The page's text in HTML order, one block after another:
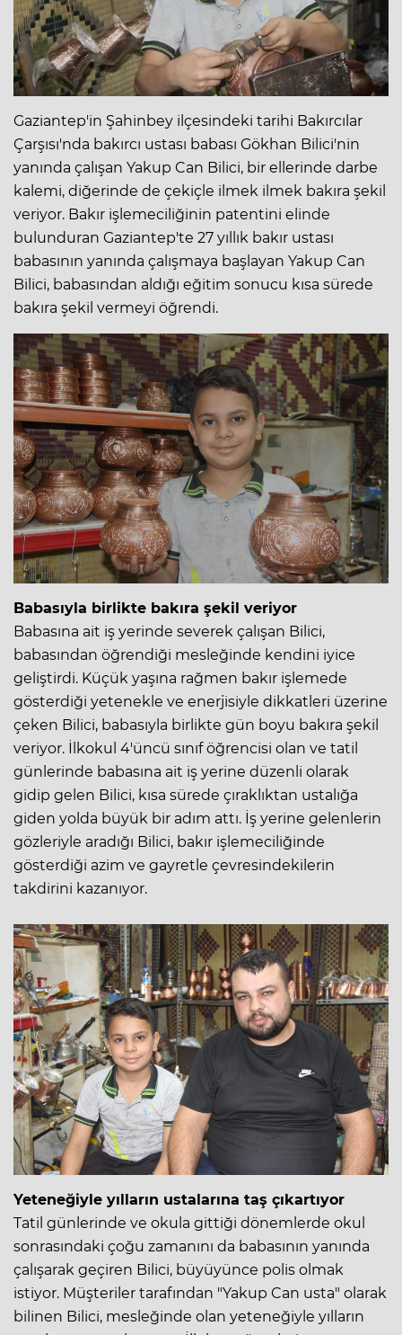
Gaziantep'in Şahinbey ilçesindeki tarihi Bakırcılar
Çarşısı'nda bakırcı ustası babası Gökhan Bilici'nin
yanında çalışan Yakup Can Bilici, bir ellerinde darbe
kalemi, diğerinde de çekiçle ilmek ilmek bakıra şekil
veriyor. Bakır işlemeciliğinin patentini elinde
bulunduran Gaziantep'te 27 yıllık bakır ustası
babasının yanında çalışmaya başlayan Yakup Can
Bilici, babasından aldığı eğitim sonucu kısa sürede
bakıra şekil vermeyi öğrendi.
Babasıyla birlikte bakıra şekil veriyor
Babasına ait iş yerinde severek çalışan Bilici,
babasından öğrendiği mesleğinde kendini iyice
geliştirdi. Küçük yaşına rağmen bakır işlemede
gösterdiği yetenekle ve enerjisiyle dikkatleri üzerine
çeken Bilici, babasıyla birlikte gün boyu bakıra şekil
veriyor. İlkokul 4'üncü sınıf öğrencisi olan ve tatil
günlerinde babasına ait iş yerine düzenli olarak
gidip gelen Bilici, kısa sürede çıraklıktan ustalığa
giden yolda büyük bir adım attı. İş yerine gelenlerin
gözleriyle aradığı Bilici, bakır işlemeciliğinde
gösterdiği azim ve gayretle çevresindekilerin
takdirini kazanıyor.
Yeteneğiyle yılların ustalarına taş çıkartıyor
Tatil günlerinde ve okula gittiği dönemlerde okul
sonrasındaki çoğu zamanını da babasının yanında
çalışarak geçiren Bilici, büyüyünce polis olmak
istiyor. Müşteriler tarafından "Yakup Can usta" olarak
bilinen Bilici, mesleğinde olan yeteneğiyle yılların